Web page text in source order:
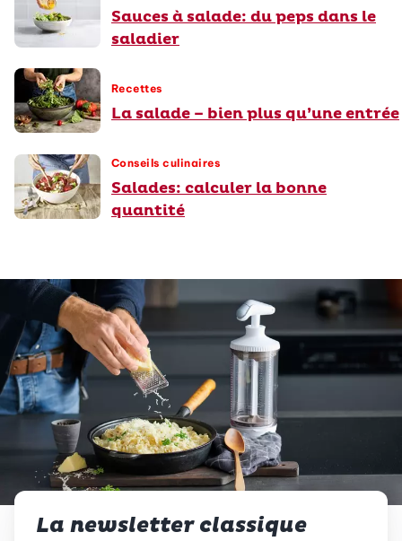
Sauces à salade: du peps dans le
saladier
Recettes
La salade – bien plus qu’une entrée
Conseils culinaires
Salades: calculer la bonne
quantité
La newsletter classique